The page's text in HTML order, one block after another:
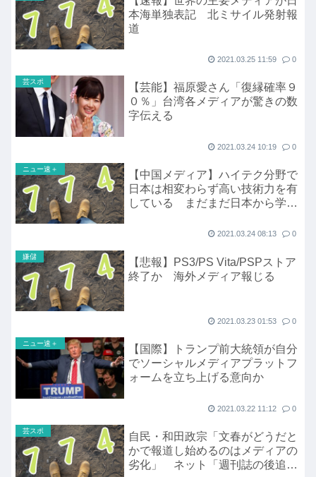
本海単独表記 北ミサイル発射報
道
2021.03.25 11:59 0
芸スポ
【芸能】福原愛さん「復縁確率９
０％」台湾各メディアが驚きの数
字伝える
2021.03.24 10:19 0
ニュー速＋
【中国メディア】ハイテク分野で
日本は相変わらず高い技術力を有
している まだまだ日本から学ぶ
2021.03.24 08:13 0
嫌儲
【悲報】PS3/PS Vita/PSPストア
終了か 海外メディア報じる
2021.03.23 01:53 0
ニュー速＋
【国際】トランプ前大統領が自分
でソーシャルメディアプラットフ
ォームを立ち上げる意向か
2021.03.22 11:12 0
芸スポ
自民・和田政宗「文春がどうだと
かで報道し始めるのはメディアの
劣化」 ネット「週刊誌の後追い